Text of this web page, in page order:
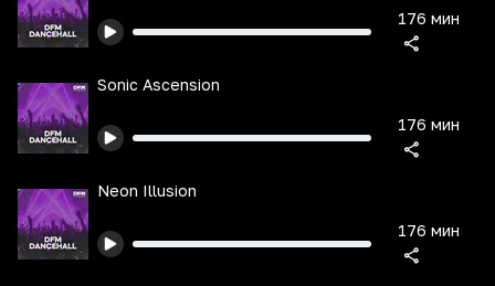
176 мин
Sonic Ascension
176 мин
Neon Illusion
176 мин